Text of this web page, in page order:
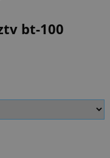
bt-100